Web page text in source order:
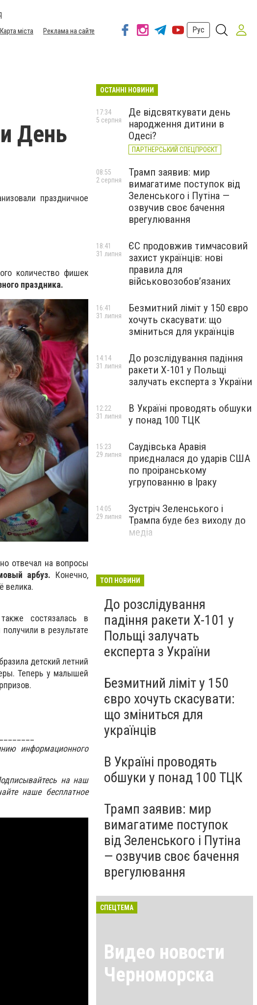
Карта міста
Реклама на сайте
Рус
День
праздничное
количество фишек
праздника.
отвечал на вопросы
арбуз. Конечно,
велика.
состязалась в
в результате
детский летний
Теперь у малышей
информационного
на наш
наше бесплатное
ОСТАННІ НОВИНИ
Де відсвяткувати день
народження дитини в
Одесі?
ПАРТНЕРСЬКИЙ СПЕЦПРОЄКТ
17:34
5 серпня
Трамп заявив: мир
вимагатиме поступок від
Зеленського і Путіна —
озвучив своє бачення
врегулювання
08:55
2 серпня
ЄС продовжив тимчасовий
захист українців: нові
правила для
військовозобов’язаних
18:41
31 липня
Безмитний ліміт у 150 євро
хочуть скасувати: що
зміниться для українців
16:41
31 липня
До розслідування падіння
ракети Х-101 у Польщі
залучать експерта з України
14:14
31 липня
В Україні проводять обшуки
у понад 100 ТЦК
12:22
31 липня
Саудівська Аравія
приєдналася до ударів США
по проіранському
угрупованню в Іраку
15:23
29 липня
Зустріч Зеленського і
Трампа буде без виходу до
медіа
14:05
29 липня
ТОП НОВИНИ
До розслідування
падіння ракети Х-101 у
Польщі залучать
експерта з України
Безмитний ліміт у 150
євро хочуть скасувати:
що зміниться для
українців
В Україні проводять
обшуки у понад 100 ТЦК
Трамп заявив: мир
вимагатиме поступок
від Зеленського і Путіна
— озвучив своє бачення
врегулювання
СПЕЦТЕМА
Видео новости
Черноморска